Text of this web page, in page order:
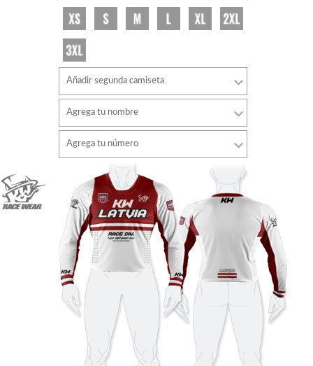
Añadir segunda camiseta
Agrega tu nombre
Color de fuente
Color de contorno
Sin contorno
AÑADIR
Agrega tu número
estilo
Color de fuente
Color de contorno
AÑADIR